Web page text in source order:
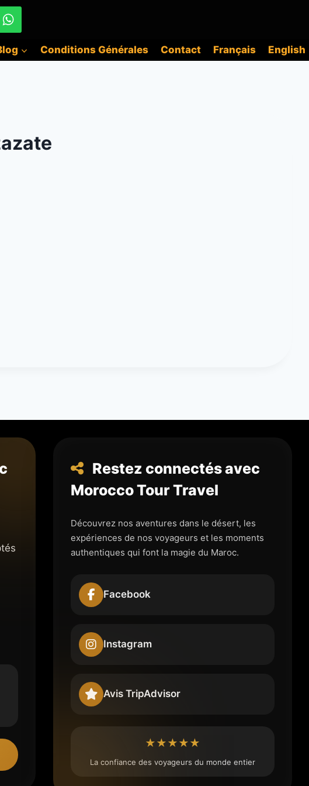
Conditions Générales Contact Français English
Restez connectés avec
Morocco Tour Travel
Découvrez nos aventures dans le désert, les
expériences de nos voyageurs et les moments
authentiques qui font la magie du Maroc.
Facebook
Instagram
Avis TripAdvisor
★★★★★
La confiance des voyageurs du monde entier